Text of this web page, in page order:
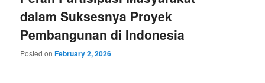
dalam Suksesnya Proyek
Pembangunan di Indonesia
Posted onFebruary 2, 2026